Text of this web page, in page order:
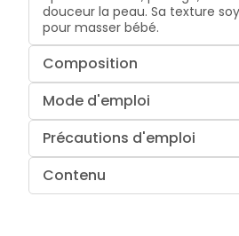
douceur la peau. Sa texture
pour masser bébé.
Composition
Mode d'emploi
Précautions d'emploi
Contenu